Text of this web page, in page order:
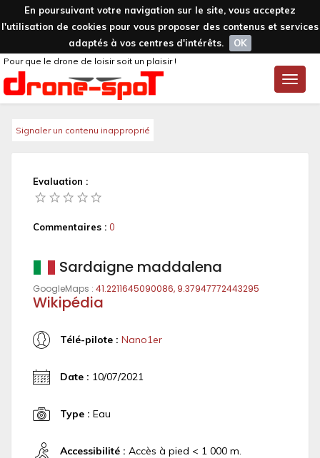
En poursuivant votre navigation sur le site, vous acceptez
l'utilisation de cookies pour vous proposer des contenus et services
adaptés à vos centres d'intérêts.
OK
Toggle
Pour que le drone de loisir soit un plaisir !
Signaler un contenu inapproprié
Evaluation :
Commentaires : 0
Sardaigne maddalena
GoogleMaps : 41.2211645090086, 9.37947772443295
Wikipédia
Télé-pilote : Nano1er
Date : 10/07/2021
Type : Eau
Accessibilité : Accès à pied < 1 000 m.